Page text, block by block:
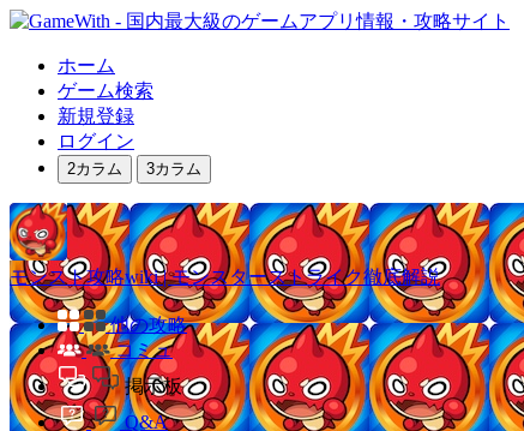
ホーム
ゲーム検索
新規登録
ログイン
2カラム 3カラム
モンスト攻略wiki | モンスターストライク徹底解説
他の攻略
コミュ
掲示板
Q&A